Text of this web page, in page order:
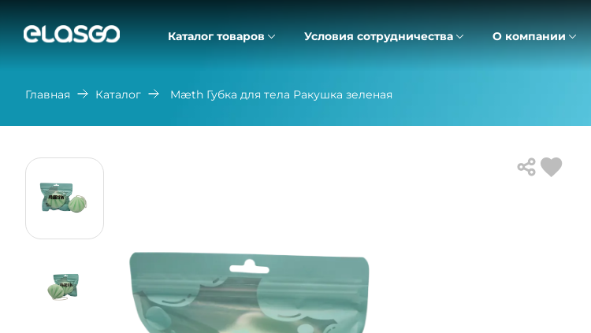
Каталог товаров Условия сотрудничества О компании
Главная Каталог Mæth Губка для тела Ракушка зеленая